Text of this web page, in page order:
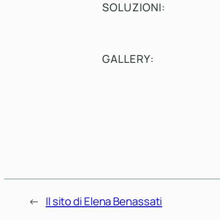
SOLUZIONI:
GALLERY:
← Il sito di Elena Benassati